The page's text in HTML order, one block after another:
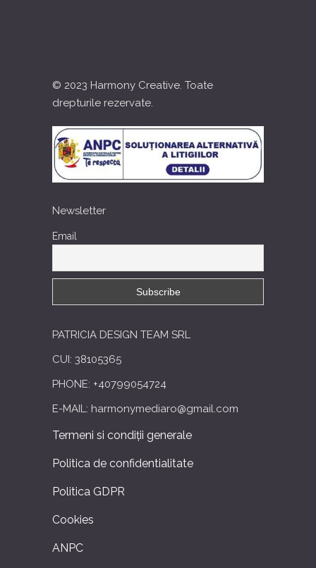
© 2023 Harmony Creative. Toate
drepturile rezervate.
Newsletter
Email
PATRICIA DESIGN TEAM SRL
CUI: 38105365
PHONE: +40799054724
E-MAIL: harmonymediaro@gmail.com
Termeni si condiții generale
Politica de confidentialitate
Politica GDPR
Cookies
ANPC